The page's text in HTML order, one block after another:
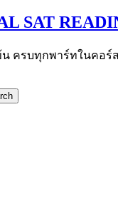
SAT
น ครบทุกพาร์ทในคอ